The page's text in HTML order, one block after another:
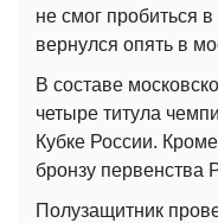
не смог пробиться
вернулся опять в
В составе
четыре титула
Кубке России.
бронзу первенства
Полузащитник